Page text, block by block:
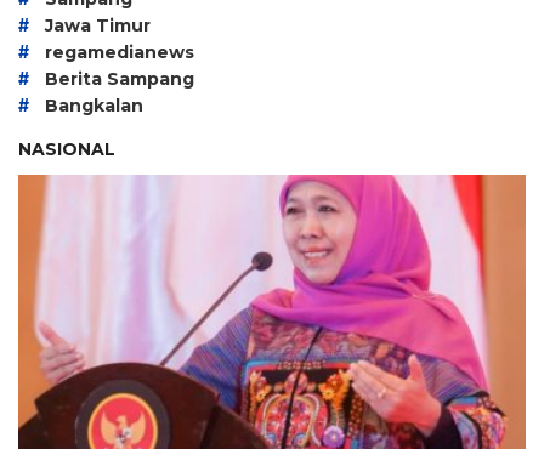
# Jawa Timur
# regamedianews
# Berita Sampang
#
Bangkalan
NASIONAL